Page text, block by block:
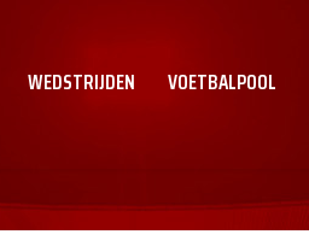
WEDSTRIJDEN VOETBALPOOL